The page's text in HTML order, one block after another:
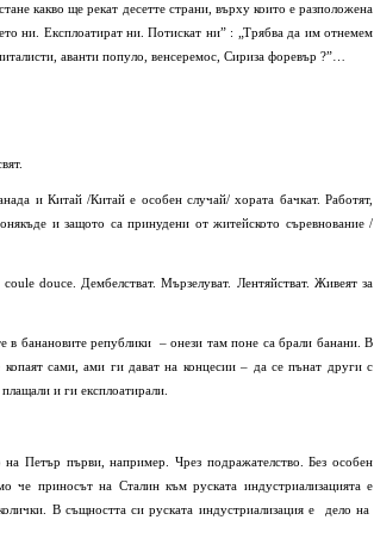
какво ще рекат десетте страни, върху които е разположена
ни. Експлоатират ни. Потискат ни” : „Трябва да им отнемем
аванти популо, венсеремос, Сириза форевър ?”…
и Китай /Китай е особен случай/ хората бачкат. Работят,
и защото са принудени от житейското съревнование /
douce. Дембелстват. Мързелуват. Лентяйстват. Живеят за
в банановите републики – онези там поне са брали банани. В
сами, ами ги дават на концесии – да се пънат други с
и ги експлоатирали.
Петър първи, например. Чрез подражателство. Без особен
че приносът на Сталин към руската индустриализацията е
В същността си руската индустриализация е дело на